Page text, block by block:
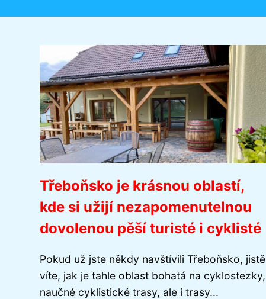
Třeboňsko je krásnou oblastí,
kde si užijí nezapomenutelnou
dovolenou pěší turisté i cyklisté
Pokud už jste někdy navštívili Třeboňsko, jistě
víte, jak je tahle oblast bohatá na cyklostezky,
naučné cyklistické trasy, ale i trasy...